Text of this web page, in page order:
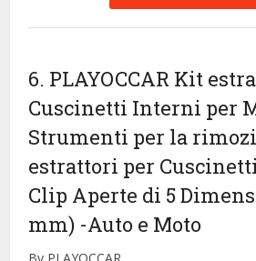
6. PLAYOCCAR Kit
Cuscinetti Interni per
Strumenti per la
estrattori per
Clip Aperte di 5
mm) -Auto e Moto
By PLAYOCCAR